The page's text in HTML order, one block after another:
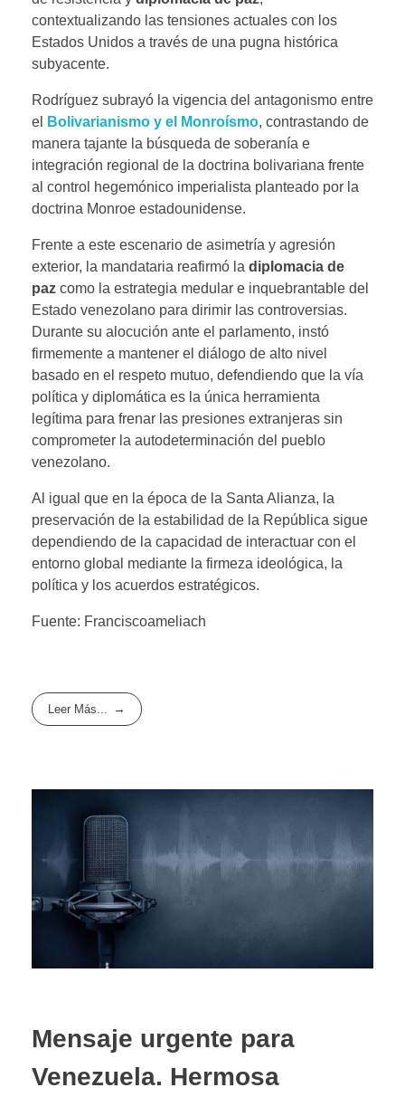
contextualizando las tensiones actuales con los
Estados Unidos a través de una pugna histórica
subyacente.
Rodríguez subrayó la vigencia del antagonismo entre
el
Bolivarianismo y el Monroísmo, contrastando de
manera tajante la búsqueda de soberanía e
integración regional de la doctrina bolivariana frente
al control hegemónico imperialista planteado por la
doctrina Monroe estadounidense.
Frente a este escenario de asimetría y agresión
exterior, la mandataria reafirmó la diplomacia de
paz como la estrategia medular e inquebrantable del
Estado venezolano para dirimir las controversias.
Durante su alocución ante el parlamento, instó
firmemente a mantener el diálogo de alto nivel
basado en el respeto mutuo, defendiendo que la vía
política y diplomática es la única herramienta
legítima para frenar las presiones extranjeras sin
comprometer la autodeterminación del pueblo
venezolano.
Al igual que en la época de la Santa Alianza, la
preservación de la estabilidad de la República sigue
dependiendo de la capacidad de interactuar con el
entorno global mediante la firmeza ideológica, la
política y los acuerdos estratégicos.
Fuente: Franciscoameliach
Leer Más...
Mensaje urgente para
Venezuela. Hermosa